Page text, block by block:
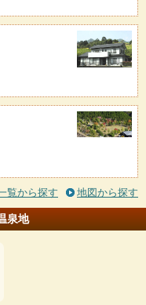
覧から探す 地図から探す
泉地